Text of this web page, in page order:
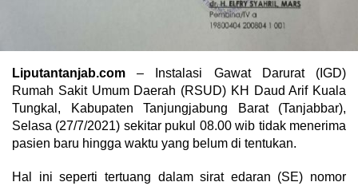
Liputantanjab.com – Instalasi Gawat Darurat (IGD)
Rumah Sakit Umum Daerah (RSUD) KH Daud Arif Kuala
Tungkal, Kabupaten Tanjungjabung Barat (Tanjabbar),
Selasa (27/7/2021) sekitar pukul 08.00 wib tidak menerima
pasien baru hingga waktu yang belum di tentukan.
Hal ini seperti tertuang dalam sirat edaran (SE) nomor